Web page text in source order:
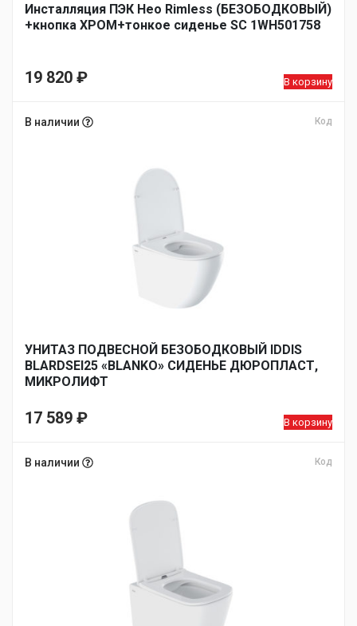
Инсталляция ПЭК Нео Rimless (БЕЗОБОДКОВЫЙ)
+кнопка ХРОМ+тонкое сиденье SC 1WH501758
19 820 ₽ В корзину
В наличии Код
УНИТАЗ ПОДВЕСНОЙ БЕЗОБОДКОВЫЙ IDDIS
BLARDSEI25 «BLANKO» СИДЕНЬЕ ДЮРОПЛАСТ,
МИКРОЛИФТ
17 589 ₽ В корзину
В наличии Код